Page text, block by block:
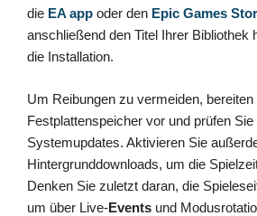
die EA app oder den Epic Games
anschließend den Titel Ihrer Bibliothek
die Installation.
Um Reibungen zu vermeiden,
Festplattenspeicher vor und prüfen Sie
Systemupdates. Aktivieren Sie
Hintergrunddownloads, um die
Denken Sie zuletzt daran, die
um über Live-Events und